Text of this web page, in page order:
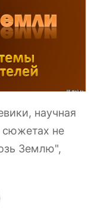
научная
сюжетах не
Землю",